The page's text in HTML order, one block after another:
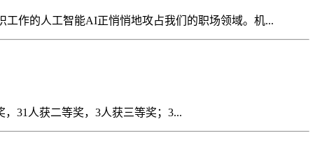
作的人工智能AI正悄悄地攻占我们的职场领域。机...
31人获二等奖，3人获三等奖；3...